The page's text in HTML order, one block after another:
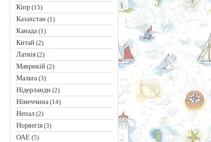
Кіпр(15)
Казахстан (1)
Канада(1)
Китай (2)
Латвія(2)
Маврикій (2)
Мальта(3)
Нідерланди (2)
Німеччина(14)
Непал(2)
Норвегія(3)
ОАЕ (5)